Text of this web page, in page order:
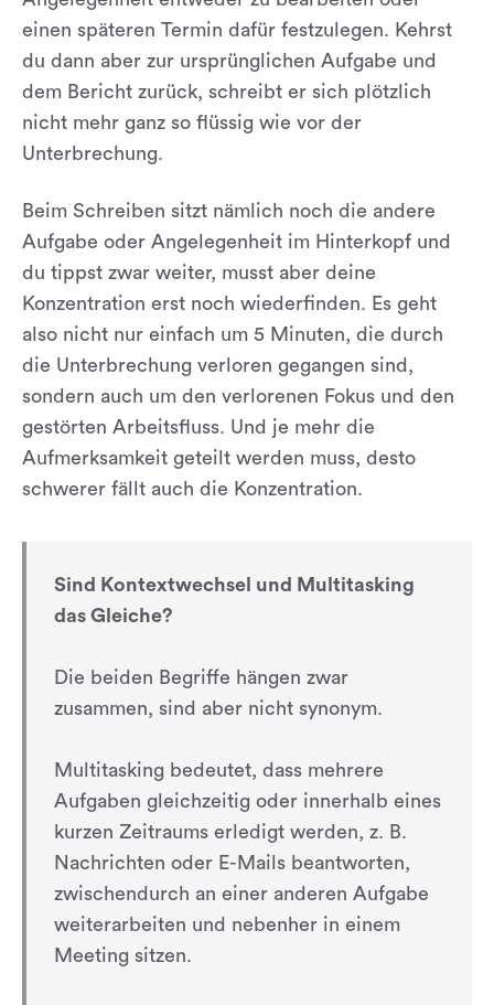
einen späteren Termin dafür festzulegen. Kehrst
du dann aber zur ursprünglichen Aufgabe und
dem Bericht zurück, schreibt er sich plötzlich
nicht mehr ganz so flüssig wie vor der
Unterbrechung.
Beim Schreiben sitzt nämlich noch die andere
Aufgabe oder Angelegenheit im Hinterkopf und
du tippst zwar weiter, musst aber deine
Konzentration erst noch wiederfinden. Es geht
also nicht nur einfach um 5 Minuten, die durch
die Unterbrechung verloren gegangen sind,
sondern auch um den verlorenen Fokus und den
gestörten Arbeitsfluss. Und je mehr die
Aufmerksamkeit geteilt werden muss, desto
schwerer fällt auch die Konzentration.
Sind Kontextwechsel und Multitasking
das Gleiche?
Die beiden Begriffe hängen zwar
zusammen, sind aber nicht synonym.
Multitasking bedeutet, dass mehrere
Aufgaben gleichzeitig oder innerhalb eines
kurzen Zeitraums erledigt werden, z. B.
Nachrichten oder E-Mails beantworten,
zwischendurch an einer anderen Aufgabe
weiterarbeiten und nebenher in einem
Meeting sitzen.